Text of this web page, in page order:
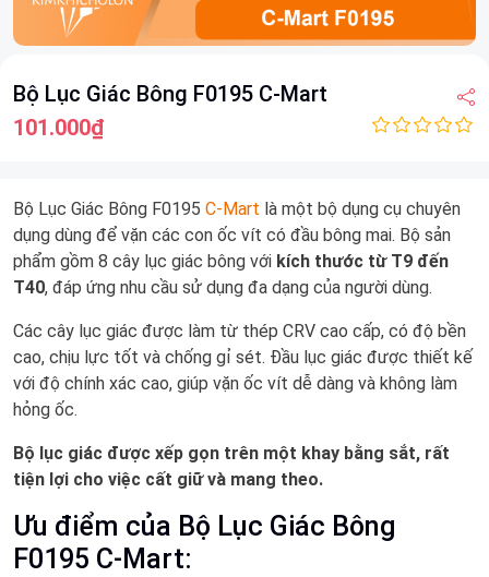
of
Bộ Lục Giác Bông F0195 C-Mart
101.000₫
Bộ Lục Giác Bông F0195 C-Mart là một bộ dụng cụ chuyên
dụng dùng để vặn các con ốc vít có đầu bông mai. Bộ sản
phẩm gồm 8 cây lục giác bông với kích thước từ T9 đến
T40, đáp ứng nhu cầu sử dụng đa dạng của người dùng.
Các cây lục giác được làm từ thép CRV cao cấp, có độ bền
cao, chịu lực tốt và chống gỉ sét. Đầu lục giác được thiết kế
với độ chính xác cao, giúp vặn ốc vít dễ dàng và không làm
hỏng ốc.
Bộ lục giác được xếp gọn trên một khay bằng sắt, rất
tiện lợi cho việc cất giữ và mang theo.
Ưu điểm của Bộ Lục Giác Bông
F0195 C-Mart: